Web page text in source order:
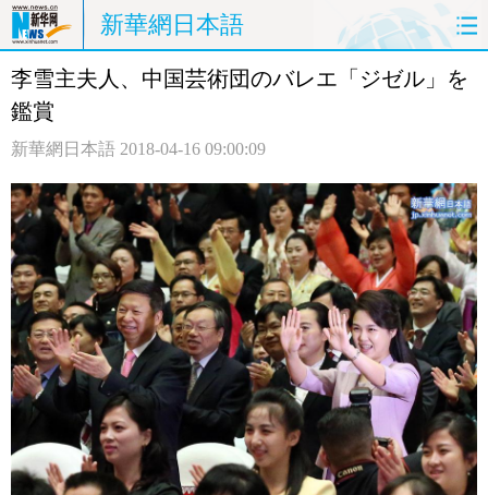
新華網日本語
ホームページ 政治 経済
観光 評論 写真
中日対訳
李雪主夫人、中国芸術団のバレエ「ジゼル」を
鑑賞
新華網日本語 2018-04-16 09:00:09